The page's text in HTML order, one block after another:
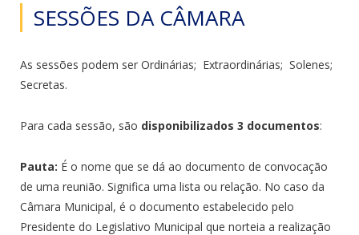
SESSÕES DA CÂMARA
As sessões podem ser Ordinárias; Extraordinárias; Solenes;
Secretas.
Para cada sessão, são disponibilizados 3 documentos:
Pauta: É o nome que se dá ao documento de convocação
de uma reunião. Significa uma lista ou relação. No caso da
Câmara Municipal, é o documento estabelecido pelo
Presidente do Legislativo Municipal que norteia a realização